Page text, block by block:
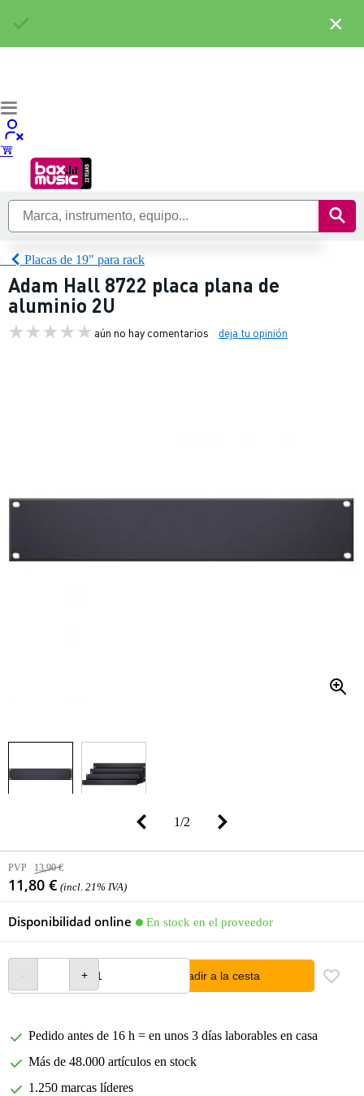
Placas de 19" para rack
Adam Hall 8722 placa plana de
aluminio 2U
aún no hay comentarios deja tu opinión
1/2
PVP 13,90 €
11,80 € (incl. 21% IVA)
Disponibilidad online En stock en el proveedor
añadir a la cesta
Pedido antes de 16 h = en unos 3 días laborables en casa
Más de 48.000 artículos en stock
1.250 marcas líderes
×